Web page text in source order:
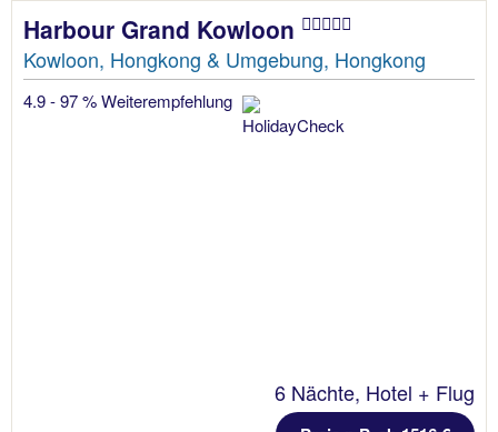
Harbour Grand Kowloon
Kowloon, Hongkong & Umgebung, Hongkong
4.9 - 97 % Weiterempfehlung
6 Nächte, Hotel + Flug